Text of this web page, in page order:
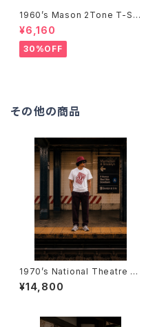
1960’s Mason 2Tone T-Shi
rts -1960年代 メイソン 2トー
ンTシャツ-
¥6,160
30%OFF
その他の商品
1970’s National Theatre Lo
ndon T-Shirts -1970年代 ナ
ショナル・シアター・ロンドンTシ
¥14,800